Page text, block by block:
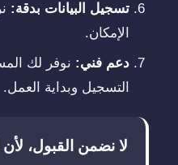
تسجيل البيانات بدقة:
الإمكان.
دعم فني: نوفر لك
التسجيل وبداية العمل.
لا نضمن القبول،